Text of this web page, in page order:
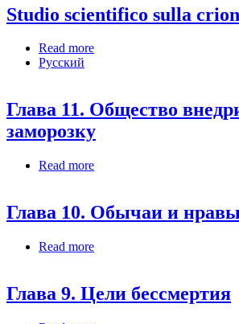
Studio scientifico sulla
Read more
Русский
Глава 11. Общество
заморозку
Read more
Глава 10. Обычаи и
Read more
Глава 9. Цели бессмертия